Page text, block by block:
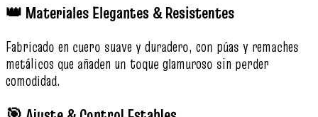
👑 Materiales Elegantes & Resistentes
Fabricado en cuero suave y duradero, con púas y remaches
metálicos que añaden un toque glamuroso sin perder
comodidad.